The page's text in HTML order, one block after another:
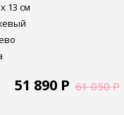
13 см
51 890 Р 61 050Р